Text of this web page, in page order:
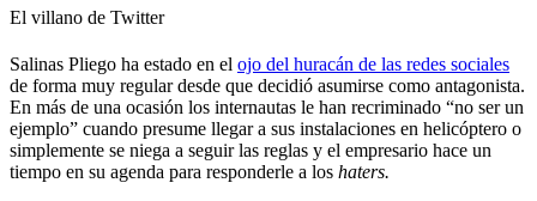
El villano de Twitter
Salinas Pliego ha estado en el ojo del huracán de las redes sociales
de forma muy regular desde que decidió asumirse como antagonista.
En más de una ocasión los internautas le han recriminado “no ser un
ejemplo” cuando presume llegar a sus instalaciones en helicóptero o
simplemente se niega a seguir las reglas y el empresario hace un
tiempo en su agenda para responderle a los haters.